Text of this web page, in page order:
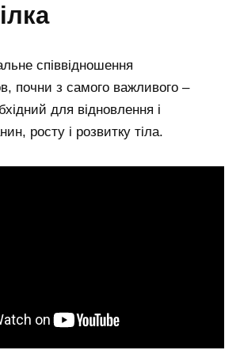
співвідношення
почни з самого важливого –
для відновлення і
росту і розвитку тіла.